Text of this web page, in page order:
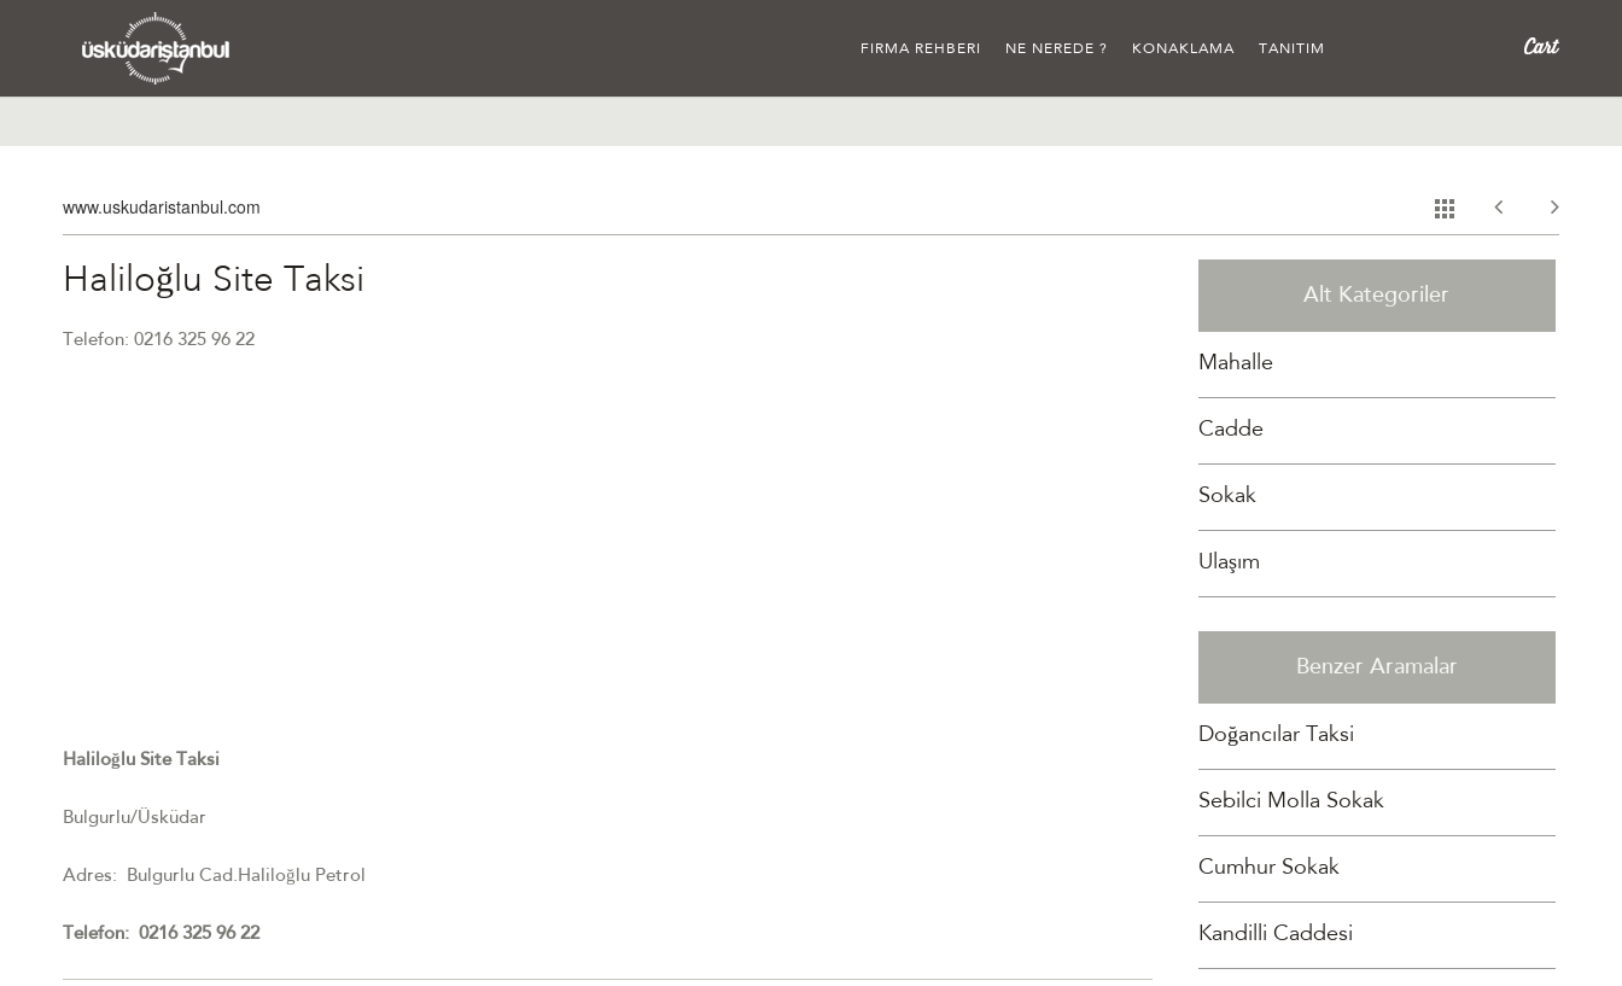
FIRMA REHBERI NE NEREDE ? KONAKLAMA TANITIM
www.uskudaristanbul.com
Haliloğlu Site Taksi
Telefon: 0216 325 96 22
Haliloğlu Site Taksi
Bulgurlu/Üsküdar
Adres: Bulgurlu Cad.Haliloğlu Petrol
Telefon: 0216 325 96 22
Alt Kategoriler
Mahalle
Cadde
Sokak
Ulaşım
Benzer Aramalar
Doğancılar Taksi
Sebilci Molla Sokak
Cumhur Sokak
Kandilli Caddesi